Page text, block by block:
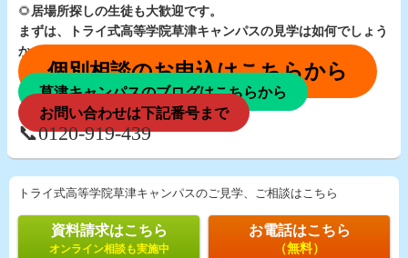
🌻居場所探しの生徒も大歓迎です。
まずは、トライ式高等学院草津キャンパスの見学は如何でしょう
か？
個別相談のお申込はこちらから
草津キャンパスのブログはこちらから
お問い合わせは下記番号まで
📞0120-919-439
トライ式高等学院草津キャンパスのご見学、ご相談はこちら
資料請求はこちら
オンライン相談も実施中
お電話はこちら
（無料）